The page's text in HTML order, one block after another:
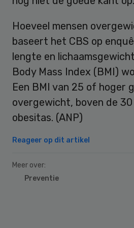
Hoeveel mensen
baseert het CBS op
lengte en
Body Mass Index (BMI)
Een BMI van 25 of hoger
overgewicht, boven de
obesitas. (ANP)
Reageer op dit artikel
Meer over:
Preventie